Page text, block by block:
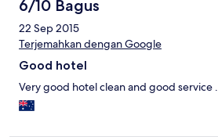
6/10 Bagus
22 Sep 2015
Terjemahkan dengan Google
Good hotel
Very good hotel clean and good service .